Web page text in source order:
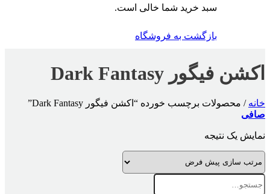
سبد خرید شما خالی است.
بازگشت به فروشگاه
اکشن فیگور Dark Fantasy
خانه / محصولات برچسب خورده “اکشن فیگور Dark Fantasy”
صافی
نمایش یک نتیجه
جستجو
برای: